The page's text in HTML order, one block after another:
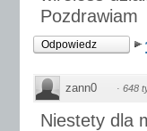
Pozdrawiam
Odpowiedz
zann0 · 648
Niestety dla